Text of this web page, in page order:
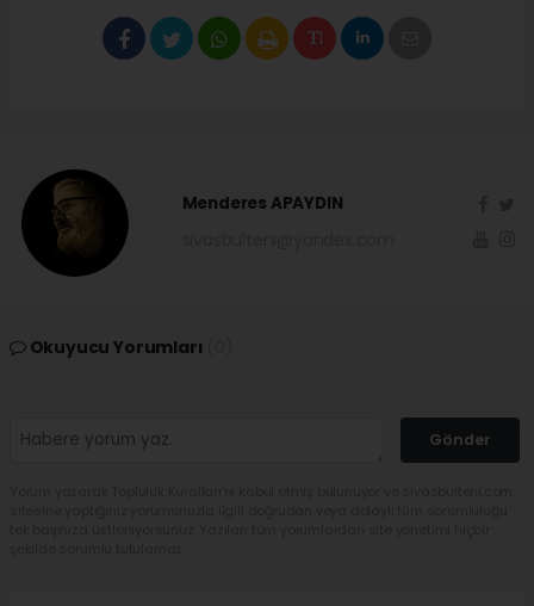
Menderes APAYDIN
Okuyucu Yorumları
Gönder